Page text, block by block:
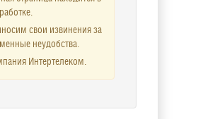
свои извинения за
неудобства.
Интертелеком.